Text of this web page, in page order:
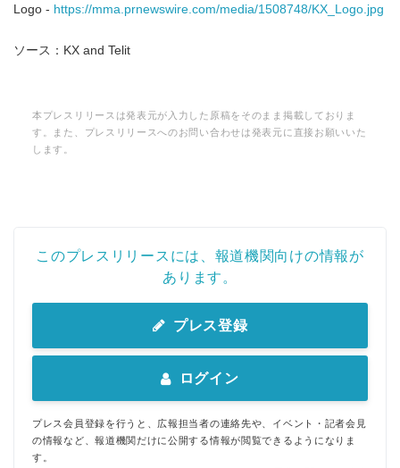
Logo - https://mma.prnewswire.com/media/1508748/KX_Logo.jpg
ソース：KX and Telit
本プレスリリースは発表元が入力した原稿をそのまま掲載しておりま
す。また、プレスリリースへのお問い合わせは発表元に直接お願いいた
します。
このプレスリリースには、報道機関向けの情報が
あります。
プレス登録
ログイン
プレス会員登録を行うと、広報担当者の連絡先や、イベント・記者会見
の情報など、報道機関だけに公開する情報が閲覧できるようになりま
す。